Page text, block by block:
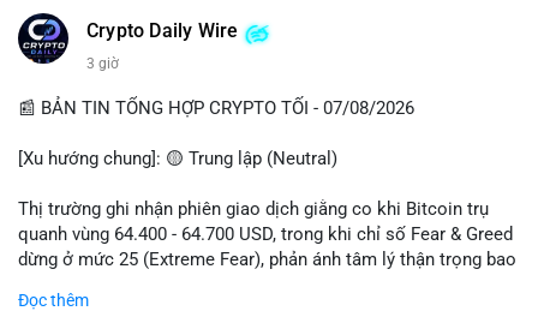
• LunarCrush Trending: Ethereum, Solana, Dogecoin, Polkadot,
Chainlink.
Viettel) và các từ khóa đời sống khác đang chiếm ưu thế.
💬 DÒNG CHẢY TIN TỨC & TRUYỀN THÔNG
năm tù đối với Sam Bankman-Fried (FTX).
• Tin tức vĩ mô: Cảnh báo về tình trạng stagflation (lạm phát
đình trệ) từ dữ liệu PMI của Mỹ; thu nhập của người Mỹ đang
• Tin tức Binance: Binance chuẩn bị nâng cấp dịch vụ giao dịch
Crypto Daily Wire
3 giờ
📰 BẢN TIN TỔNG HỢP CRYPTO TỐI - 07/08/2026
[Xu hướng chung]: 🟡 Trung lập (Neutral)
Thị trường ghi nhận phiên giao dịch giằng co khi Bitcoin trụ
quanh vùng 64.400 - 64.700 USD, trong khi chỉ số Fear & Greed
dừng ở mức 25 (Extreme Fear), phản ánh tâm lý thận trọng bao
Đọc thêm